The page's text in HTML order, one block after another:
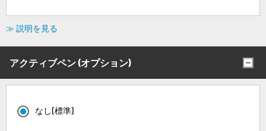
≫ 説明を見る
アクティブペン (オプション)
なし[標準]